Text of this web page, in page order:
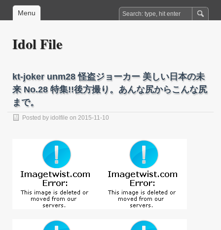
Menu
Idol File
kt-joker unm28 怪盗ジョーカー 美しい日本の未
来 No.28 特集!!後方撮り。あんな尻からこんな尻
まで。
Posted by idolfile on 2015-11-10